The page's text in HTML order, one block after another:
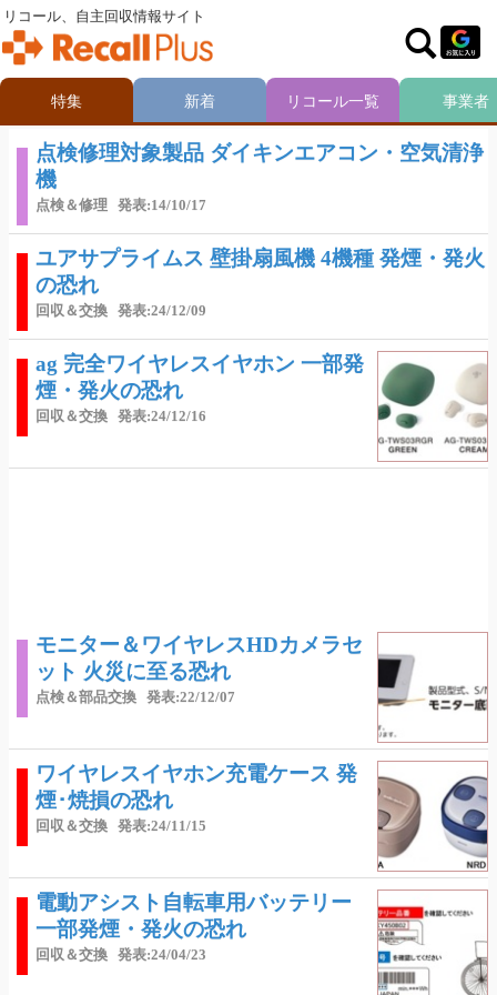
点検修理対象製品 ダイキンエアコン・空気清浄
機
点検＆修理 発表:14/10/17
ユアサプライムス 壁掛扇風機 4機種 発煙・発火
の恐れ
回収＆交換 発表:24/12/09
ag 完全ワイヤレスイヤホン 一部発
煙・発火の恐れ
回収＆交換 発表:24/12/16
モニター＆ワイヤレスHDカメラセ
ット 火災に至る恐れ
点検＆部品交換 発表:22/12/07
ワイヤレスイヤホン充電ケース 発
煙･焼損の恐れ
回収＆交換 発表:24/11/15
電動アシスト自転車用バッテリー
一部発煙・発火の恐れ
回収＆交換 発表:24/04/23
リコール、自主回収情報サイト
特集 新着 リコール一覧 事業者